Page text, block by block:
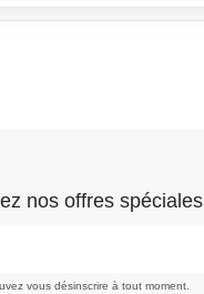
nos offres spéciales
vous désinscrire à tout moment.